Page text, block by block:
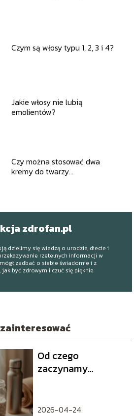
Czym są włosy typu 1, 2, 3 i 4?
Jakie włosy nie lubią
emolientów?
Czy można stosować dwa
kremy do twarzy
zdrofan.pl
dzielimy się wiedzą o urodzie, diecie i
rzetelnych informacji w
zadbać o siebie świadomie i z
jak być zdrowym i czuć się pięknie
Od czego
zaczynamy
2026-04-24